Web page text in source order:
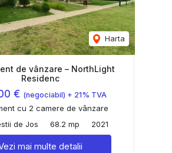
Harta
de vânzare – NorthLight
Residenc
€ (negociabil) + 21% TVA
cu 2 camere de vânzare
de Jos
68.2 mp 2021
mai multe detalii